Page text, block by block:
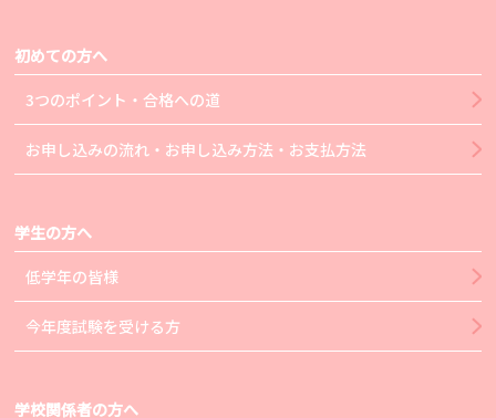
初めての方へ
3つのポイント・合格への道
お申し込みの流れ・お申し込み方法・お支払方法
学生の方へ
低学年の皆様
今年度試験を受ける方
学校関係者の方へ